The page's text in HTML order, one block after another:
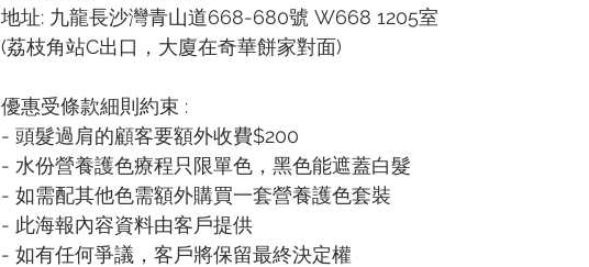
地址: 九龍長沙灣青山道668-680號 W668 1205室
(荔枝角站C出口，大廈在奇華餅家對面)
優惠受條款細則約束 :
- 頭髮過肩的顧客要額外收費$200
- 水份營養護色療程只限單色，黑色能遮蓋白髮
- 如需配其他色需額外購買一套營養護色套裝
- 此海報內容資料由客戶提供
- 如有任何爭議，客戶將保留最終決定權